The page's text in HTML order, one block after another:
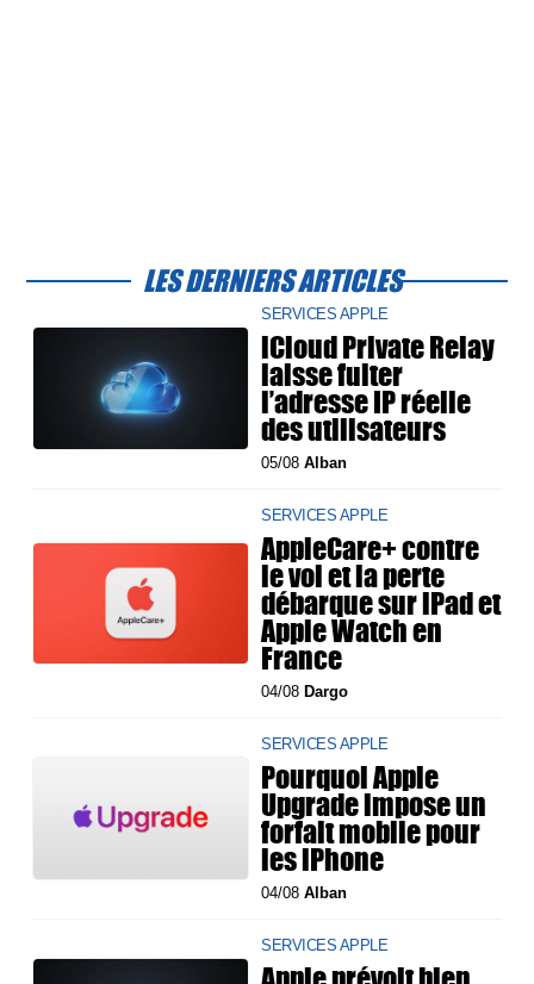
LES DERNIERS ARTICLES
SERVICES APPLE
iCloud Private Relay
laisse fuiter
l’adresse IP réelle
des utilisateurs
05/08Alban
SERVICES APPLE
AppleCare+ contre
le vol et la perte
débarque sur iPad et
Apple Watch en
France
04/08 Dargo
SERVICES APPLE
Pourquoi Apple
Upgrade impose un
forfait mobile pour
les iPhone
04/08Alban
SERVICES APPLE